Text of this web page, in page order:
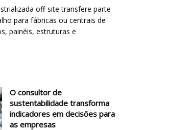
off-site transfere parte
para fábricas ou centrais de
painéis, estruturas e
O consultor de
sustentabilidade transforma
indicadores em decisões para
as empresas